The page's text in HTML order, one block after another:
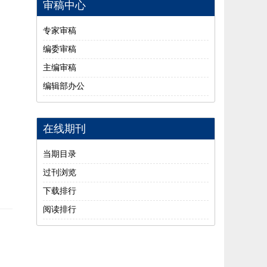
审稿中心
专家审稿
编委审稿
主编审稿
编辑部办公
在线期刊
当期目录
过刊浏览
下载排行
阅读排行